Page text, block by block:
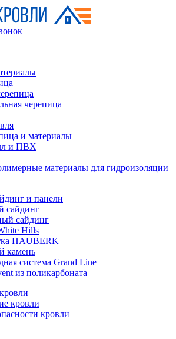
черепица
и материалы
и ПВХ
материалы для гидроизоляции
и панели
сайдинг
сайдинг
Hills
HAUBERK
камень
система Grand Line
из поликарбоната
кровли
кровли